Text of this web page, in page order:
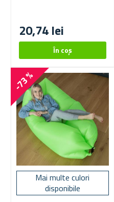
20,74 lei
-73 %
Mai multe culori
disponibile